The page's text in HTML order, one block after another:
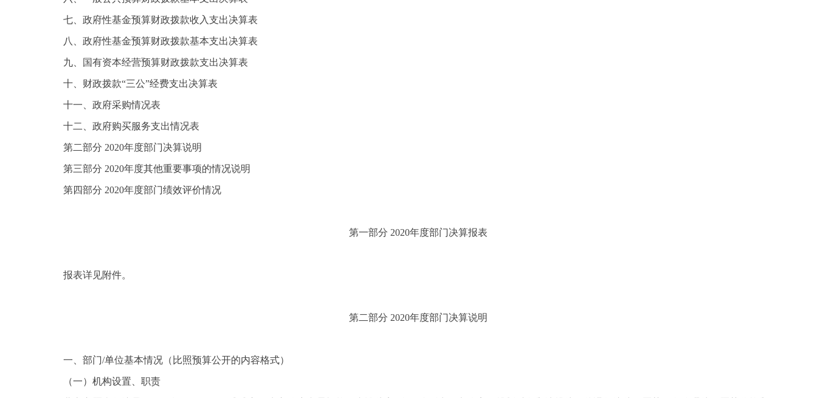
七、政府性基金预算财政拨款收入支出决算表
八、政府性基金预算财政拨款基本支出决算表
九、国有资本经营预算财政拨款支出决算表
十、财政拨款“三公”经费支出决算表
十一、政府采购情况表
十二、政府购买服务支出情况表
第二部分 2020年度部门决算说明
第三部分 2020年度其他重要事项的情况说明
第四部分 2020年度部门绩效评价情况
第一部分 2020年度部门决算报表
报表详见附件。
第二部分 2020年度部门决算说明
一、部门/单位基本情况（比照预算公开的内容格式）
（一）机构设置、职责